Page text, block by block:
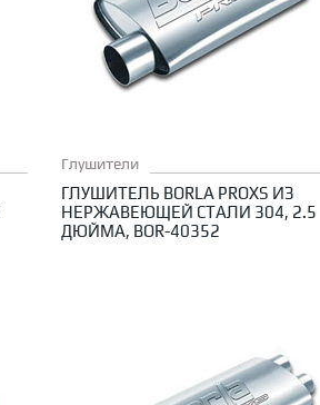
Глушители
ГЛУШИТЕЛЬ BORLA PROXS ИЗ
НЕРЖАВЕЮЩЕЙ СТАЛИ 304, 2.5
ДЮЙМА, BOR-40352